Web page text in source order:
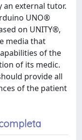
an external tutor.
UNO®
on UNITY®,
media that
of the
of its medic.
provide all
of the patient